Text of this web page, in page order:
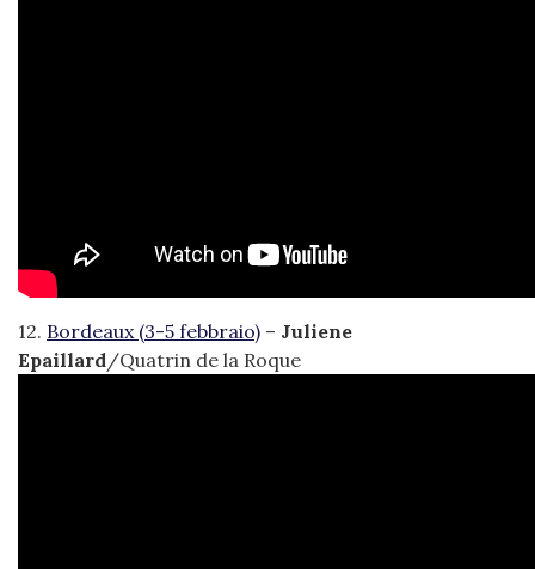
12. Bordeaux (3-5 febbraio) – Juliene
Epaillard/Quatrin de la Roque